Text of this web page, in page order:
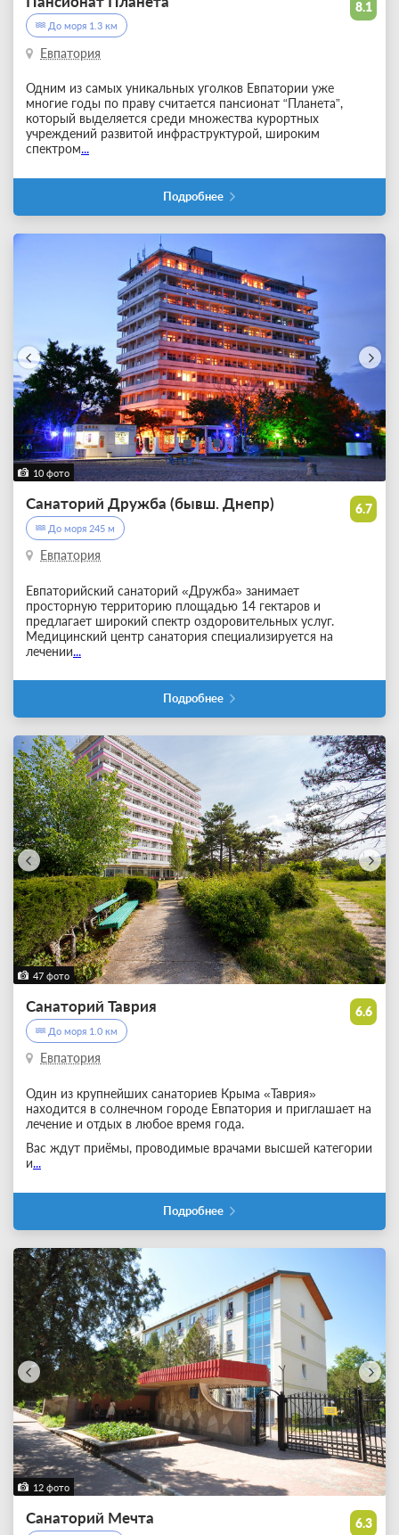
8.1
До моря 1.3 км
Евпатория
Одним из самых уникальных уголков Евпатории уже
многие годы по праву считается пансионат “Планета”,
который выделяется среди множества курортных
учреждений развитой инфраструктурой, широким
спектром...
Подробнее
10 фото
6.7
Санаторий Дружба (бывш. Днепр)
До моря 245 м
Евпатория
Евпаторийский санаторий «Дружба» занимает
просторную территорию площадью 14 гектаров и
предлагает широкий спектр оздоровительных услуг.
Медицинский центр санатория специализируется на
лечении...
Подробнее
47 фото
6.6
Санаторий Таврия
До моря 1.0 км
Евпатория
Один из крупнейших санаториев Крыма «Таврия»
находится в солнечном городе Евпатория и приглашает на
лечение и отдых в любое время года.
Вас ждут приёмы, проводимые врачами высшей категории
и...
Подробнее
12 фото
6.3
Санаторий Мечта